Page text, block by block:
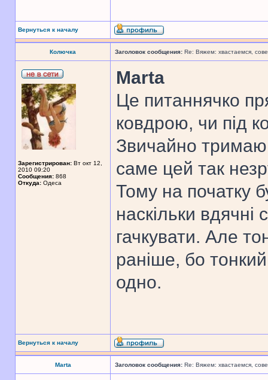
Вернуться к началу
Колючка Заголовок сообщения: Re: Вяжем: хвастаемся,
Зарегистрирован: Вт окт 12,
2010 09:20
Сообщения: 868
Откуда: Одеса
Marta
Це питаннячко
ковдрою, чи під
Звичайно тримаю
саме цей так
Тому на початку
наскільки вдячні
гачкувати. Але
раніше, бо
одно.
Вернуться к началу
Marta Заголовок сообщения: Re: Вяжем: хвастаемся,